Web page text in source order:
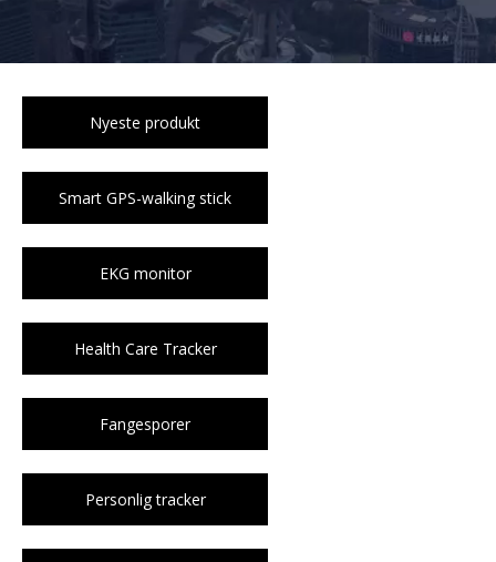
Nyeste produkt
Smart GPS-walking stick
EKG monitor
Health Care Tracker
Fangesporer
Personlig tracker